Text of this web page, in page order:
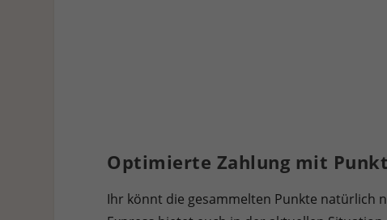
Optimierte Zahlung mit
Ihr könnt die gesammelten Punkte natürlich